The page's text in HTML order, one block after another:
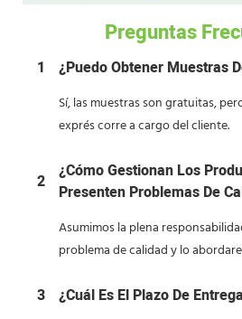
Preguntas
1 ¿Puedo Obtener Muestras
Sí, las muestras son gratuitas,
exprés corre a cargo del cliente.
2
¿Cómo Gestionan Los
Presenten Problemas De
Asumimos la plena
problema de calidad y lo
3 ¿Cuál Es El Plazo De